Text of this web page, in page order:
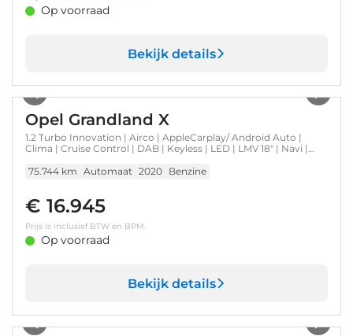
Op voorraad
Bekijk details
Opel Grandland X
1.2 Turbo Innovation | Airco | AppleCarplay/ Android Auto |
Clima | Cruise Control | DAB | Keyless | LED | LMV 18" | Navi |
75.744 km Automaat 2020 Benzine
€ 16.945
Prijs is inclusief BTW en BPM.
Op voorraad
Bekijk details